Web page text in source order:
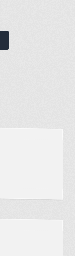
product
productpagina